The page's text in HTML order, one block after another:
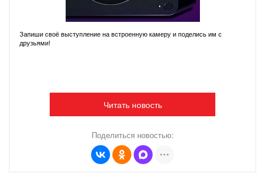
Запиши своё выступление на встроенную камеру и поделись им с
друзьями!
Читать новость
Поделиться новостью: